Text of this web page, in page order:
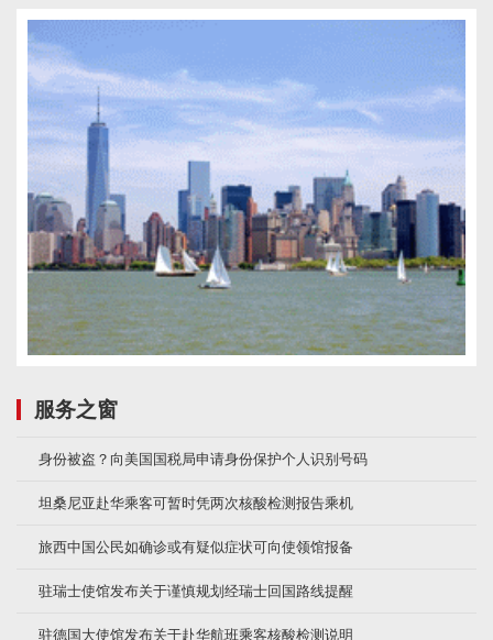
服务之窗
身份被盗？向美国国税局申请身份保护个人识别号码
坦桑尼亚赴华乘客可暂时凭两次核酸检测报告乘机
旅西中国公民如确诊或有疑似症状可向使领馆报备
驻瑞士使馆发布关于谨慎规划经瑞士回国路线提醒
驻德国大使馆发布关于赴华航班乘客核酸检测说明